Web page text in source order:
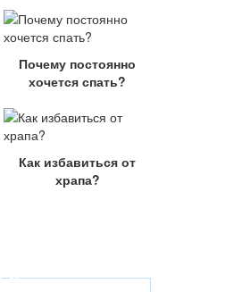
Почему постоянно
хочется спать?
Как избавиться от
храпа?